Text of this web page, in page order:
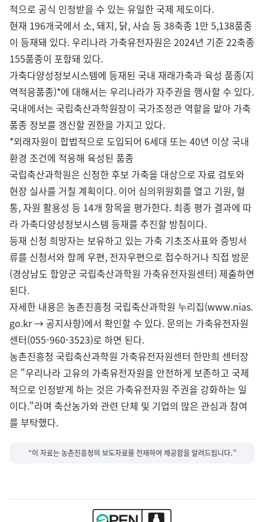
적으로 공식 인정받을 수 있는 유일한 국제 제도이다.
현재 196개국에서 소, 돼지, 닭, 사슴 등 38축종 1만 5,138품종
이 등재돼 있다. 우리나라 가축유전자원은 2024년 기준 22축종
155품종이 포함돼 있다.
가축다양성정보시스템에 등재된 국내 재래가축과 육성 품종(지
역적응품종)*에 대해서는 우리나라가 자주권을 행사할 수 있다.
국내에서는 국립축산과학원장이 국가조정관 역할을 맡아 가축
품종 정보를 갱신할 권한을 가지고 있다.
*외래자원이 합법적으로 도입되어 6세대 또는 40년 이상 국내
환경 조건에 적응해 육성된 품종
국립축산과학원은 신청한 후보 가축을 대상으로 자료 검토와
현장 실사를 거칠 계획이다. 이어 심의위원회를 열고 기원, 혈
통, 자원 활용성 등 14개 항목을 평가한다. 최종 평가 결과에 따
라 가축다양성정보시스템 등재를 추진할 방침이다.
등재 신청 희망자는 보유하고 있는 가축 기초조사표와 증빙서
류를 신청서와 함께 우편, 전자우편으로 접수하거나 직접 방문
(경상남도 함양군 국립축산과학원 가축유전자원센터) 제출하면
된다.
자세한 내용은 농촌진흥청 국립축산과학원 누리집(www.nias.
go.kr → 공지사항)에서 확인할 수 있다. 문의는 가축유전자원
센터(055-960-3523)로 하면 된다.
농촌진흥청 국립축산과학원 가축유전자원센터 한만희 센터장
은 "우리나라 고유의 가축유전자원을 안전하게 보존하고 국제
적으로 인정받게 하는 것은 가축유전자원 주권을 강화하는 일
이다."라며 축산농가와 관련 단체 및 기업의 많은 관심과 참여
를 부탁했다.
“이 자료는 농촌진흥청의 보도자료를 전재하여 제공함을 알려드립니다.”